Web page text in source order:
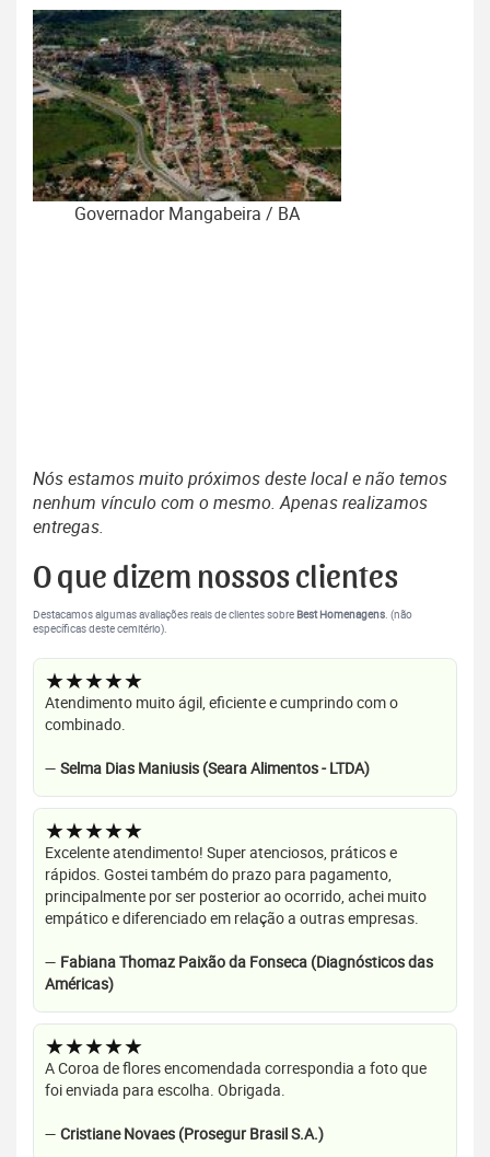
Governador Mangabeira / BA
Nós estamos muito próximos deste local e não temos
nenhum vínculo com o mesmo. Apenas realizamos
entregas.
O que dizem nossos clientes
Destacamos algumas avaliações reais de clientes sobreBest Homenagens. (não
específicas deste cemitério).
★★★★★
Atendimento muito ágil, eficiente e cumprindo com o
combinado.
— Selma Dias Maniusis (Seara Alimentos - LTDA)
★★★★★
Excelente atendimento! Super atenciosos, práticos e
rápidos. Gostei também do prazo para pagamento,
principalmente por ser posterior ao ocorrido, achei muito
empático e diferenciado em relação a outras empresas.
— Fabiana Thomaz Paixão da Fonseca (Diagnósticos das
Américas)
★★★★★
A Coroa de flores encomendada correspondia a foto que
foi enviada para escolha. Obrigada.
— Cristiane Novaes (Prosegur Brasil S.A.)